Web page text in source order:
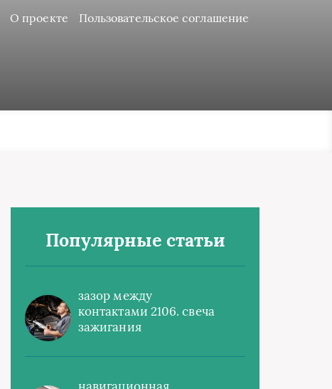
О проекте Пользовательское соглашение
Популярные статьи
зазор между
контактами 2106. свеча
зажигания